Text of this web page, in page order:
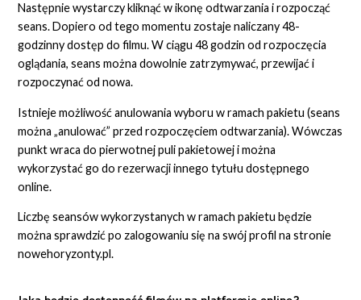
Następnie wystarczy kliknąć w ikonę odtwarzania i rozpocząć
seans. Dopiero od tego momentu zostaje naliczany 48-
godzinny dostęp do filmu. W ciągu 48 godzin od rozpoczęcia
oglądania, seans można dowolnie zatrzymywać, przewijać i
rozpoczynać od nowa.
Istnieje możliwość anulowania wyboru w ramach pakietu (seans
można „anulować” przed rozpoczęciem odtwarzania). Wówczas
punkt wraca do pierwotnej puli pakietowej i można
wykorzystać go do rezerwacji innego tytułu dostępnego
online.
Liczbę seansów wykorzystanych w ramach pakietu będzie
można sprawdzić po zalogowaniu się na swój profil na stronie
nowehoryzonty.pl.